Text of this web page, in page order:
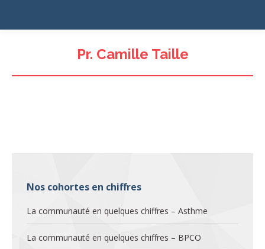
Pr. Camille Taille
Nos cohortes en chiffres
La communauté en quelques chiffres – Asthme
La communauté en quelques chiffres – BPCO